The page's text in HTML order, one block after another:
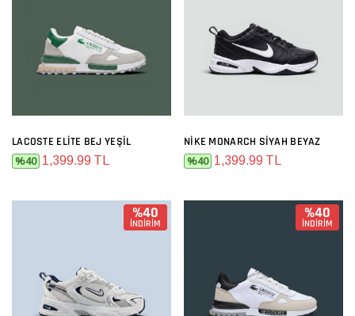
LACOSTE ELITE BEJ YEŞIL
%40 1,399.99 TL
NIKE MONARCH SIYAH BEYAZ
%40 1,399.99 TL
%40
İNDİRİM
%40
İNDİRİM